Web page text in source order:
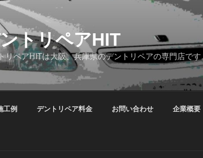
トリペアHIT
リペアHITは大阪、兵庫県のデントリペアの専門店です
工例 デントリペア料金 お問い合わせ 企業概要